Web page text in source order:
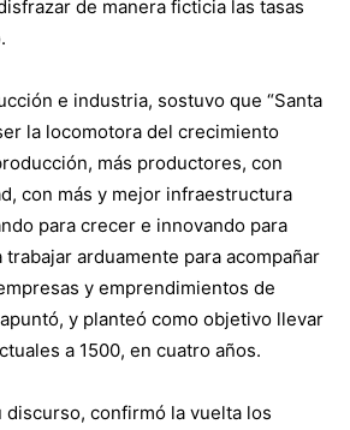
de manera ficticia las tasas
e industria, sostuvo que “Santa
la locomotora del crecimiento
más productores, con
con más y mejor infraestructura
para crecer e innovando para
trabajar arduamente para acompañar
y emprendimientos de
y planteó como objetivo llevar
a 1500, en cuatro años.
discurso, confirmó la vuelta los